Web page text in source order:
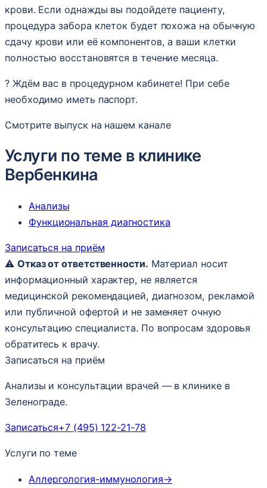
крови. Если однажды вы подойдете пациенту,
процедура забора клеток будет похожа на обычную
сдачу крови или её компонентов, а ваши клетки
полностью восстановятся в течение месяца.
? Ждём вас в процедурном кабинете! При себе
необходимо иметь паспорт.
Смотрите выпуск на нашем канале
Услуги по теме в клинике
Вербенкина
Анализы
Функциональная диагностика
Записаться на приём
⚠️ Отказ от ответственности. Материал носит
информационный характер, не является
медицинской рекомендацией, диагнозом, рекламой
или публичной офертой и не заменяет очную
консультацию специалиста. По вопросам здоровья
обратитесь к врачу.
Записаться на приём
Анализы и консультации врачей — в клинике в
Зеленограде.
Записаться+7 (495) 122-21-78
Услуги по теме
Аллергология-иммунология→